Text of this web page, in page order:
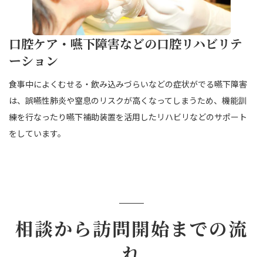
口腔ケア・嚥下障害などの口腔リハビリテ
ーション
食事中によくむせる・飲み込みづらいなどの症状がでる嚥下障害
は、誤嚥性肺炎や窒息のリスクが高くなってしまうため、機能訓
練を行なったり嚥下補助装置を活用したリハビリなどのサポート
をしています。
相談から訪問開始までの流